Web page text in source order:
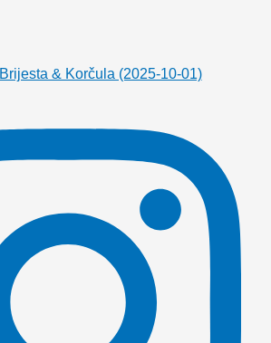
Brijesta & Korčula (2025-10-01)